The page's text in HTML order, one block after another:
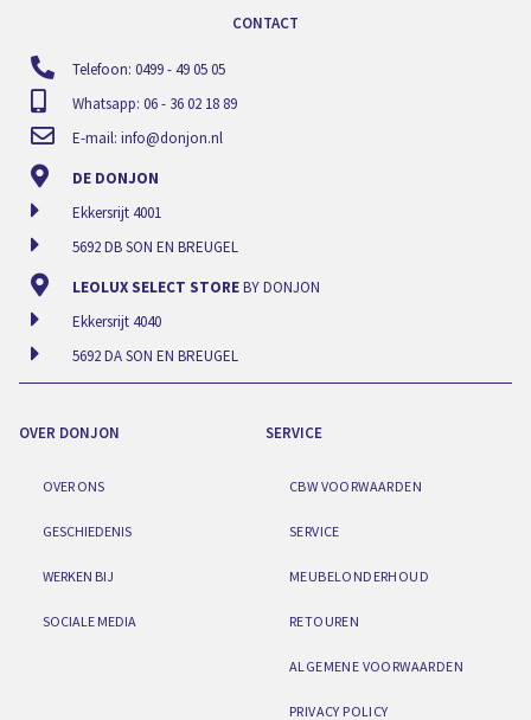
CONTACT
Telefoon: 0499 - 49 05 05
Whatsapp: 06 - 36 02 18 89
E-mail: info@donjon.nl
DE DONJON
Ekkersrijt 4001
5692 DB SON EN BREUGEL
LEOLUX SELECT STOREBY DONJON
Ekkersrijt 4040
5692 DA SON EN BREUGEL
OVER DONJON
OVER ONS
GESCHIEDENIS
WERKEN BIJ
SOCIALE MEDIA
SERVICE
CBW VOORWAARDEN
SERVICE
MEUBELONDERHOUD
RETOUREN
ALGEMENE VOORWAARDEN
PRIVACY POLICY